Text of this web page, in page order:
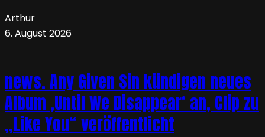
Arthur
6. August 2026
news. Any Given Sin kündigen neues
Album ‚Until We Disappear‘ an, Clip zu
„Like You“ veröffentlicht